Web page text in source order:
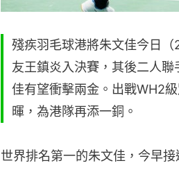
殘疾羽毛球港將朱文佳今日
友王鎮炎入決賽，其後二人
佳有望衝擊兩金。出戰WH2
暉，為港隊再添一銅。
世界排名第一的朱文佳，今早